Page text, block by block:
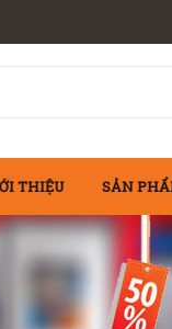
THIỆU SẢN